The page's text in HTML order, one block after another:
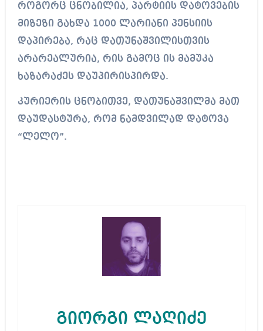
როგორც ცნობილია, პარტიის დატოვების
მიზეზი გახდა 1000 ლარიანი პენსიის
დაპირება, რაც დათუნაშვილისთვის
არარეალურია, რის გამოც ის მამუკა
ხაზარაძეს დაუპირისპირდა.
კურიერის ცნობითვე, დათუნაშვილმა მათ
დაუდასტურა, რომ ნამდვილად დატოვა
“ლელო”.
გიორგი ლაღიძე